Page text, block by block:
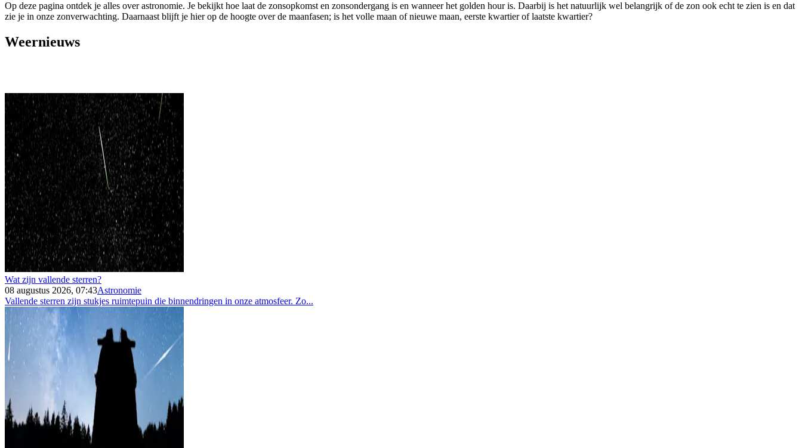
Op deze pagina ontdek je alles over astronomie. Je bekijkt hoe laat de zonsopkomst en zonsondergang is en wanneer het golden hour is. Daarbij is het natuurlijk wel belangrijk of de zon ook echt te zien is en dat
zie je in onze zonverwachting. Daarnaast blijft je hier op de hoogte over de maanfasen; is het volle maan of nieuwe maan, eerste kwartier of laatste kwartier?
Weernieuws
Wat zijn vallende sterren?
08 augustus 2026, 07:43Astronomie
Vallende sterren zijn stukjes ruimtepuin die binnendringen in onze atmosfeer. Zo...